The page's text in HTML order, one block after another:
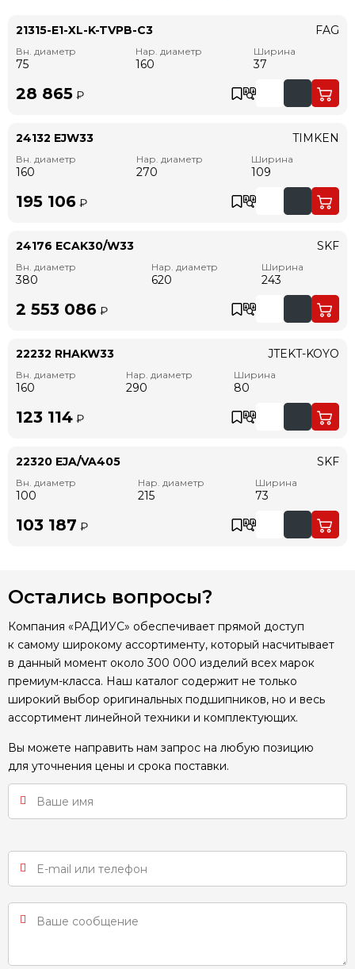
21315-E1-XL-K-TVPB-C3
Вн. диаметр
75
Нар. диаметр
160
Ширина
37
FAG
28 865 ₽
24132 EJW33
Вн. диаметр
160
Нар. диаметр
270
Ширина
109
TIMKEN
195 106 ₽
24176 ECAK30/W33
Вн. диаметр
380
Нар. диаметр
620
Ширина
243
SKF
2 553 086 ₽
22232 RHAKW33
Вн. диаметр
160
Нар. диаметр
290
Ширина
80
JTEKT-KOYO
123 114 ₽
22320 EJA/VA405
Вн. диаметр
100
Нар. диаметр
215
Ширина
73
SKF
103 187 ₽
Остались вопросы?
Компания «РАДИУС» обеспечивает прямой доступ
к самому широкому ассортименту, который насчитывает
в данный момент около 300 000 изделий всех марок
премиум-класса. Наш каталог содержит не только
широкий выбор оригинальных подшипников, но и весь
ассортимент линейной техники и комплектующих.
Вы можете направить нам запрос на любую позицию
для уточнения цены и срока поставки.